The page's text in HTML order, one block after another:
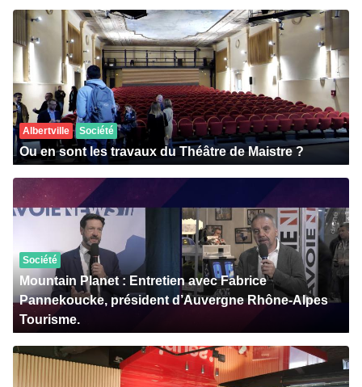
Albertville Société
Ou en sont les travaux du Théâtre de Maistre ?
Société
Mountain Planet : Entretien avec Fabrice
Pannekoucke, président d’Auvergne Rhône-Alpes
Tourisme.